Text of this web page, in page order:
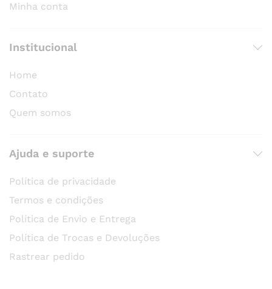
Minha conta
Institucional
Home
Contato
Quem somos
Ajuda e suporte
Política de privacidade
Termos e condições
Política de Envio e Entrega
Política de Trocas e Devoluções
Rastrear pedido